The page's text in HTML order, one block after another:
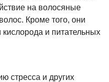
на волосяные
Кроме того, они
и питательных
стресса и других